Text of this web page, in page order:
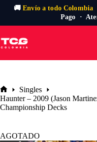
🚚Envío a todo Colombia
Pago ·
al
contenido
Inicio
Singles
Haunter – 2009 (Jason
Championship Decks
AGOTADO